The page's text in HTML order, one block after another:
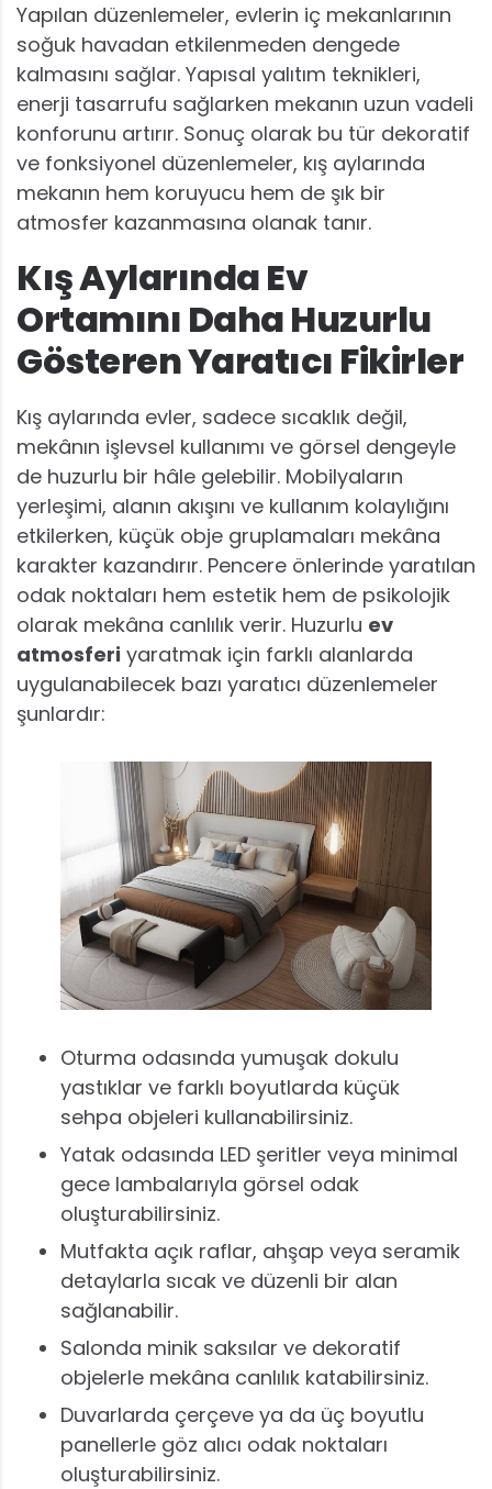
Yapılan düzenlemeler, evlerin iç mekanlarının
soğuk havadan etkilenmeden dengede
kalmasını sağlar. Yapısal yalıtım teknikleri,
enerji tasarrufu sağlarken mekanın uzun vadeli
konforunu artırır. Sonuç olarak bu tür dekoratif
ve fonksiyonel düzenlemeler, kış aylarında
mekanın hem koruyucu hem de şık bir
atmosfer kazanmasına olanak tanır.
Kış Aylarında Ev
Ortamını Daha Huzurlu
Gösteren Yaratıcı Fikirler
Kış aylarında evler, sadece sıcaklık değil,
mekânın işlevsel kullanımı ve görsel dengeyle
de huzurlu bir hâle gelebilir. Mobilyaların
yerleşimi, alanın akışını ve kullanım kolaylığını
etkilerken, küçük obje gruplamaları mekâna
karakter kazandırır. Pencere önlerinde yaratılan
odak noktaları hem estetik hem de psikolojik
olarak mekâna canlılık verir. Huzurlu ev
atmosferi yaratmak için farklı alanlarda
uygulanabilecek bazı yaratıcı düzenlemeler
şunlardır:
Oturma odasında yumuşak dokulu
yastıklar ve farklı boyutlarda küçük
sehpa objeleri kullanabilirsiniz.
Yatak odasında LED şeritler veya minimal
gece lambalarıyla görsel odak
oluşturabilirsiniz.
Mutfakta açık raflar, ahşap veya seramik
detaylarla sıcak ve düzenli bir alan
sağlanabilir.
Salonda minik saksılar ve dekoratif
objelerle mekâna canlılık katabilirsiniz.
Duvarlarda çerçeve ya da üç boyutlu
panellerle göz alıcı odak noktaları
oluşturabilirsiniz.